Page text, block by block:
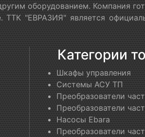
оборудованием. Компания
"ЕВРАЗИЯ" является
Категории
Шкафы управления
Системы АСУ ТП
Преобразователи
Преобразователи
Насосы Ebara
Преобразователи